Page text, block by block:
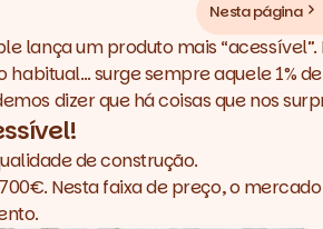
Nesta página
lança um produto mais
surge sempre aquele 1%
dizer que há coisas que nos
de construção.
Nesta faixa de preço, o